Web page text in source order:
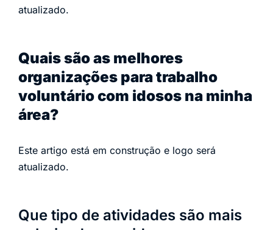
atualizado.
Quais são as melhores
organizações para trabalho
voluntário com idosos na minha
área?
Este artigo está em construção e logo será
atualizado.
Que tipo de atividades são mais